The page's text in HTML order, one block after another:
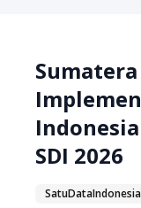
SDI 2026
SatuDataIndonesia